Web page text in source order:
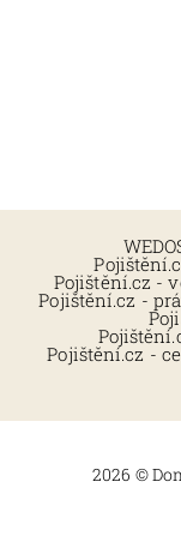
Pojištění.cz -
Pojištění.cz -
Pojištění.cz -
2026 ©